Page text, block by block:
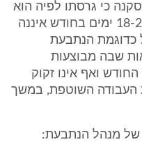
כי גרסתו לפיה הוא
ביצע עבודות בנתבעת במשך 18-20 ימים בחודש איננה
כדוגמת הנתבעת
שבה מבוצעות
ואף אינו זקוק
העבודה השוטפת, במשך
של מנהל הנתבעת: